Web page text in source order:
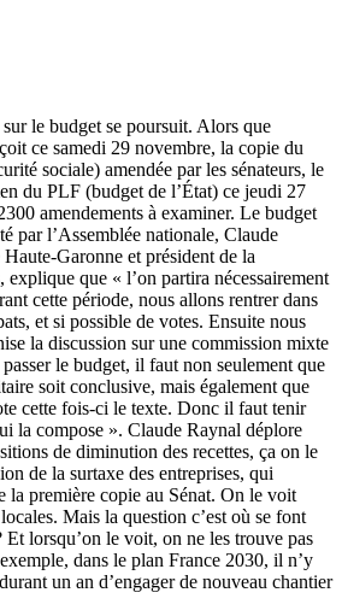
le budget se poursuit. Alors que
ce samedi 29 novembre, la copie du
sociale) amendée par les sénateurs, le
du PLF (budget de l’État) ce jeudi 27
amendements à examiner. Le budget
par l’Assemblée nationale, Claude
Garonne et président de la
explique que « l’on partira nécessairement
cette période, nous allons rentrer dans
et si possible de votes. Ensuite nous
la discussion sur une commission mixte
le budget, il faut non seulement que
soit conclusive, mais également que
cette fois-ci le texte. Donc il faut tenir
la compose ». Claude Raynal déplore
de diminution des recettes, ça on le
de la surtaxe des entreprises, qui
la première copie au Sénat. On le voit
Mais la question c’est où se font
Et lorsqu’on le voit, on ne les trouve pas
dans le plan France 2030, il n’y
un an d’engager de nouveau chantier